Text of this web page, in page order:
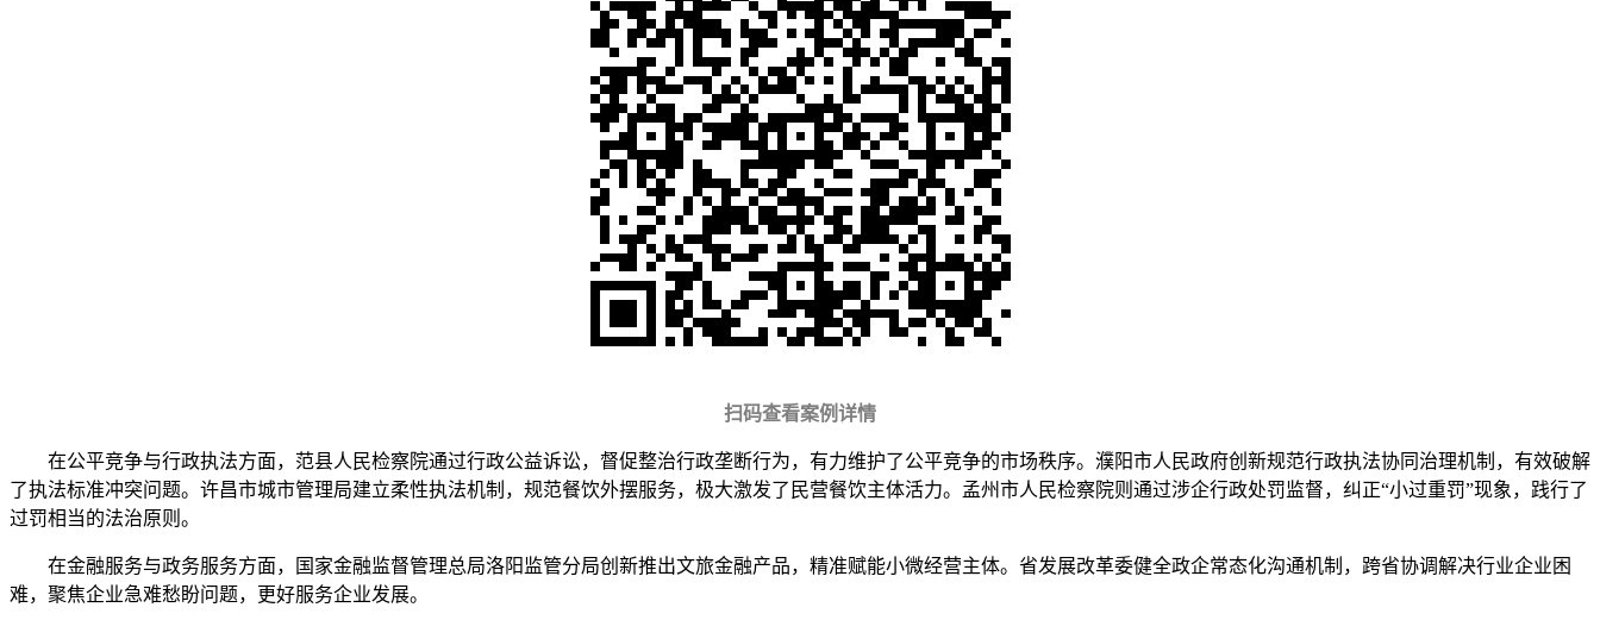
扫码查看案例详情
在公平竞争与行政执法方面，范县人民检察院通过行政公益诉讼，督促整治行政垄断行为，有力维护了公平竞争的市场秩序。濮阳市人民政府创新规范行政执法协同治理机制，有效破解
了执法标准冲突问题。许昌市城市管理局建立柔性执法机制，规范餐饮外摆服务，极大激发了民营餐饮主体活力。孟州市人民检察院则通过涉企行政处罚监督，纠正“小过重罚”现象，践行了
过罚相当的法治原则。
在金融服务与政务服务方面，国家金融监督管理总局洛阳监管分局创新推出文旅金融产品，精准赋能小微经营主体。省发展改革委健全政企常态化沟通机制，跨省协调解决行业企业困
难，聚焦企业急难愁盼问题，更好服务企业发展。